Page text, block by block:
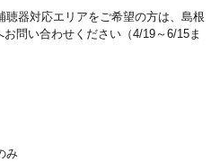
器対応エリアをご希望の方は、島根
問い合わせください（4/19～6/15ま
み